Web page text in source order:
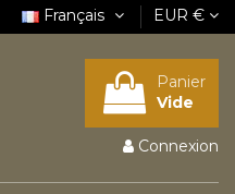
Français EUR €
Panier
Vide
Connexion